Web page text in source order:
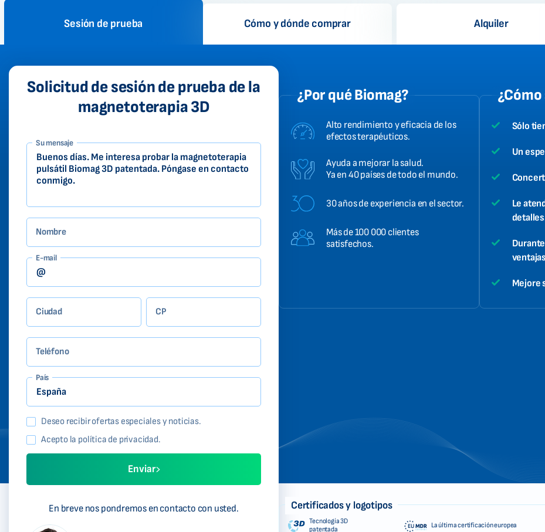
Sesión de prueba Cómo y dónde comprar Alquiler
Solicitud de sesión de prueba de la
magnetoterapia 3D
1-
ES
Zákazník
Su mensaje
Nombre
E-mail
Ciudad CP
Teléfono
País
Deseo recibir ofertas especiales y noticias.
Acepto la política de privacidad.
Enviar
En breve nos pondremos en contacto con usted.
¿Por qué Biomag?
Alto rendimiento y eficacia de los
efectos terapéuticos.
Ayuda a mejorar la salud.
Ya en 40 países de todo el mundo.
30 años de experiencia en el sector.
Más de 100 000 clientes
satisfechos.
Sólo
Un
Le
Mejore
Certificados y logotipos
Tecnología 3D
patentada
La última certificación europea